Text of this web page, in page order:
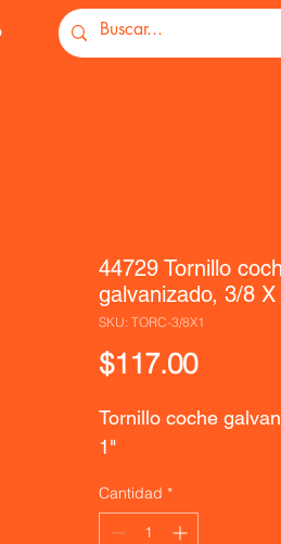
44729 Tornillo
galvanizado, 3/8 X
SKU: TORC-3/8X1
$117.00Precio
Tornillo coche
1"
Cantidad *